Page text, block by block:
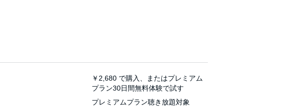
￥2,680 で購入、またはプレミアム
プラン30日間無料体験で試す
プレミアムプラン聴き放題対象